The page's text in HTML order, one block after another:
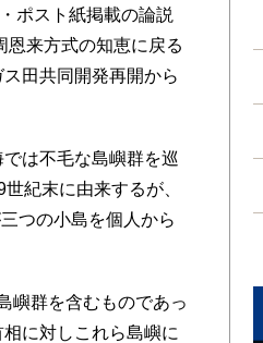
ポスト紙掲載の論説
恩来方式の知恵に戻る
田共同開発再開から
は不毛な島嶼群を巡
紀末に由来するが、
つの小島を個人から
嶼群を含むものであっ
に対しこれら島嶼に